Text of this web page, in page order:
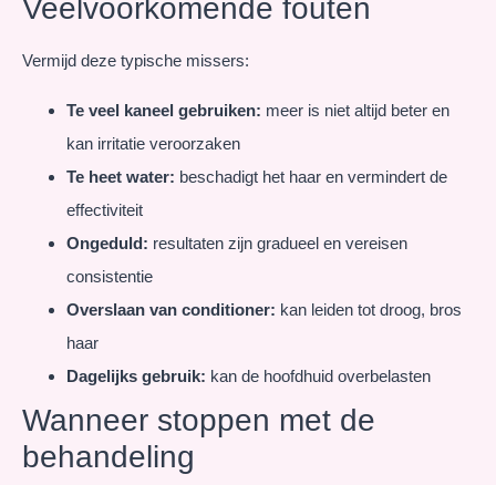
Veelvoorkomende fouten
Vermijd deze typische missers:
Te veel kaneel gebruiken: meer is niet altijd beter en
kan irritatie veroorzaken
Te heet water: beschadigt het haar en vermindert de
effectiviteit
Ongeduld: resultaten zijn gradueel en vereisen
consistentie
Overslaan van conditioner: kan leiden tot droog, bros
haar
Dagelijks gebruik: kan de hoofdhuid overbelasten
Wanneer stoppen met de
behandeling